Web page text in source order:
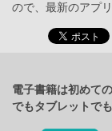
ので、最新のアプ
電子書籍は初めて
でもタブレットで